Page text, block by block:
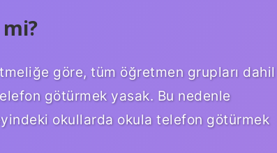
göre, tüm öğretmen grupları dahil
götürmek yasak. Bu nedenle
okullarda okula telefon götürmek